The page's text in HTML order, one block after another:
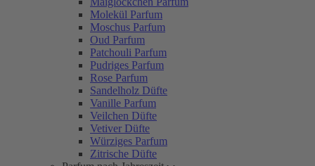
Molekül Parfum
Moschus Parfum
Oud Parfum
Patchouli Parfum
Pudriges Parfum
Rose Parfum
Sandelholz Düfte
Vanille Parfum
Veilchen Düfte
Vetiver Düfte
Würziges Parfum
Zitrische Düfte